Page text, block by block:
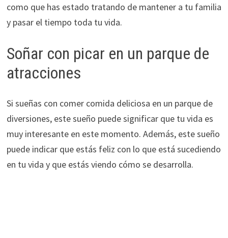
como que has estado tratando de mantener a tu familia
y pasar el tiempo toda tu vida.
Soñar con picar en un parque de
atracciones
Si sueñas con comer comida deliciosa en un parque de
diversiones, este sueño puede significar que tu vida es
muy interesante en este momento. Además, este sueño
puede indicar que estás feliz con lo que está sucediendo
en tu vida y que estás viendo cómo se desarrolla.